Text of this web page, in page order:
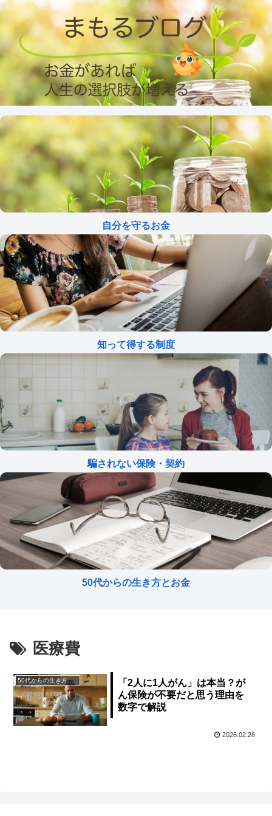
自分を守るお金
知って得する制度
騙されない保険・契約
50代からの生き方とお金
医療費
50代からの生き方とお金
「2人に1人がん」は本当？が
ん保険が不要だと思う理由を
数字で解説
2026.02.26